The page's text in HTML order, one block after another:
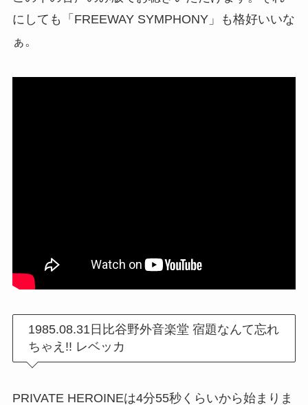
にしても「FREEWAY SYMPHONY」も格好いいな
ぁ。
1985.08.31日比谷野外音楽堂 宿題なんて忘れ
ちゃえ!! レベッカ
PRIVATE HEROINEは4分55秒くらいから始まりま